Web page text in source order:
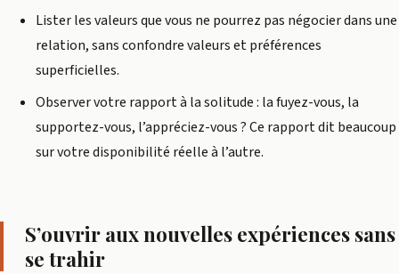
Lister les valeurs que vous ne pourrez pas négocier dans une
relation, sans confondre valeurs et préférences
superficielles.
Observer votre rapport à la solitude : la fuyez-vous, la
supportez-vous, l’appréciez-vous ? Ce rapport dit beaucoup
sur votre disponibilité réelle à l’autre.
S’ouvrir aux nouvelles expériences sans
se trahir